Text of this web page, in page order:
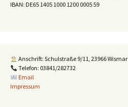
IBAN: DE65 1405 1000 1200 0005 59
Anschrift: Schulstraße 9/11, 23966 Wismar
Telefon: 03841/282732
Email
Impressum